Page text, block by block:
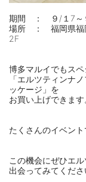
期間 ： ９/１7～
場所 ： 福岡県福
2F
博多マルイでもス
「エルツティンナ
ッケージ」を
お買い上げできます
たくさんのイベント
この機会にぜひエ
出会ってみてくださ